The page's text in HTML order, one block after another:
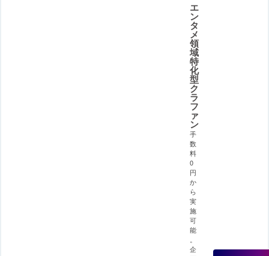
エ
ン
タ
メ
領
域
特
化
型
ク
ラ
フ
ァ
ン
手
数
料
0
円
か
ら
実
施
可
能
。
企